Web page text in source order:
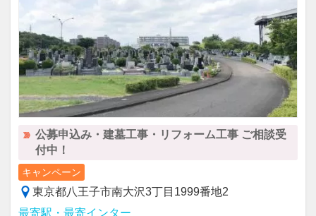
公募申込み・建墓工事・リフォーム工事 ご相談受
付中！
キャンペーン
東京都八王子市南大沢3丁目1999番地2
最寄駅・最寄インター